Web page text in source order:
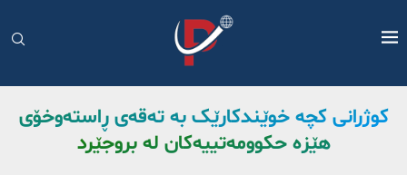
کوژرانی کچە خوێندکارێک بە تەقەی ڕاستەوخۆی
هێزە حکوومەتییەکان لە بروجێرد